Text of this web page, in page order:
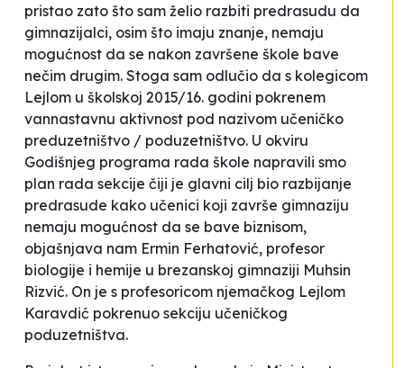
pristao zato što sam želio razbiti predrasudu da
gimnazijalci, osim što imaju znanje, nemaju
mogućnost da se nakon završene škole bave
nečim drugim. Stoga sam odlučio da s kolegicom
Lejlom u školskoj 2015/16. godini pokrenem
vannastavnu aktivnost pod nazivom učeničko
preduzetništvo / poduzetništvo. U okviru
Godišnjeg programa rada škole napravili smo
plan rada sekcije čiji je glavni cilj bio razbijanje
predrasude kako učenici koji završe gimnaziju
nemaju mogućnost da se bave biznisom,
objašnjava nam Ermin Ferhatović, profesor
biologije i hemije u brezanskoj gimnaziji Muhsin
Rizvić. On je s profesoricom njemačkog Lejlom
Karavdić pokrenuo sekciju učeničkog
poduzetništva.